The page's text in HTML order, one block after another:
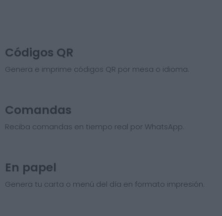
Códigos QR
Genera e imprime códigos QR por mesa o idioma.
Comandas
Reciba comandas en tiempo real por WhatsApp.
En papel
Genera tu carta o menú del día en formato impresión.